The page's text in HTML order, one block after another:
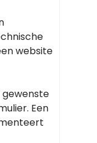
website
Een